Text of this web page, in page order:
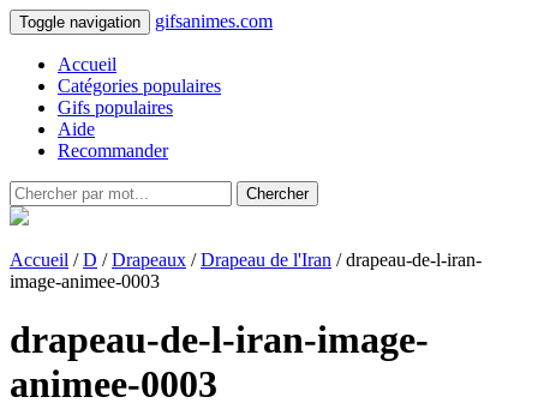
Toggle navigation gifsanimes.com
Accueil
Catégories populaires
Gifs populaires
Aide
Recommander
Chercher
Accueil /D /Drapeaux /Drapeau de l'Iran / drapeau-de-l-iran-
image-animee-0003
drapeau-de-l-iran-image-
animee-0003